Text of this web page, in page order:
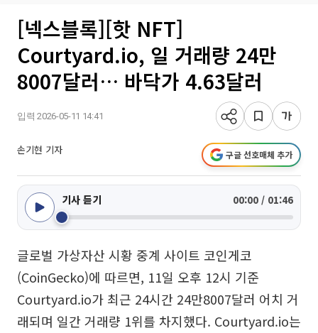
[넥스블록][핫 NFT]
Courtyard.io, 일 거래량 24만
8007달러… 바닥가 4.63달러
입력 2026-05-11 14:41
손기현 기자 구글 선호매체 추가
기사 듣기 00:00 / 01:46
글로벌 가상자산 시황 중계 사이트 코인게코
(CoinGecko)에 따르면, 11일 오후 12시 기준
Courtyard.io가 최근 24시간 24만8007달러 어치 거
래되며 일간 거래량 1위를 차지했다. Courtyard.io는